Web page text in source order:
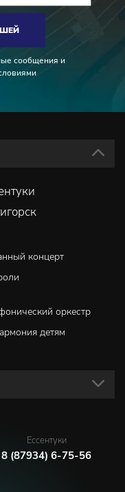
сообщения и
концерт
оркестр
детям
Ессентуки
8 (87934) 6-75-56